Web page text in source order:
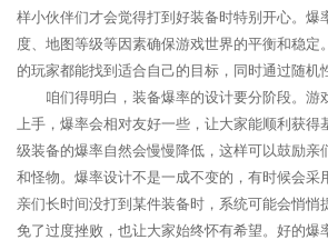
样小伙伴们才会觉得打到好装备时特别开心。爆
度、地图等级等因素确保游戏世界的平衡和稳定
的玩家都能找到适合自己的目标，同时通过随机
咱们得明白，装备爆率的设计要分阶段。游
上手，爆率会相对友好一些，让大家能顺利获得
级装备的爆率自然会慢慢降低，这样可以鼓励亲
和怪物。爆率设计不是一成不变的，有时候会采
亲们长时间没打到某件装备时，系统可能会悄悄
免了过度挫败，也让大家始终怀有希望。好的爆